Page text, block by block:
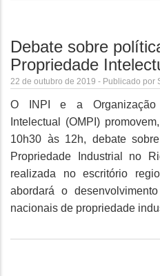
Debate sobre
Propriedade
22 de outubro de 2019 - Publicado por
O INPI e a Organização
Intelectual (OMPI)
10h30 às 12h, debate
Propriedade Industrial no
realizada no escritório
abordará o
nacionais de propriedade